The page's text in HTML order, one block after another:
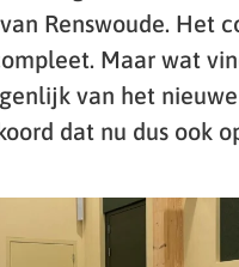
Renswoude. Het
Maar wat
van het nieuwe
dat nu dus ook